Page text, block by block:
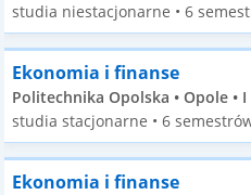
studia niestacjonarne • 6
Ekonomia i finanse
Politechnika Opolska • Opole •
studia stacjonarne • 6
Ekonomia i finanse